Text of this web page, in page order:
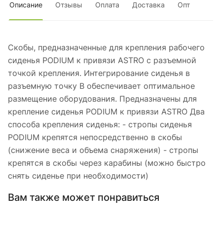
Описание Отзывы Оплата Доставка Опт
Скобы, предназначенные для крепления рабочего
сиденья PODIUM к привязи ASTRO с разъемной
точкой крепления. Интегрирование сиденья в
разъемную точку B обеспечивает оптимальное
размещение оборудования. Предназначены для
крепление сиденья PODIUM к привязи ASTRO Два
способа крепления сиденья: - стропы сиденья
PODIUM крепятся непосредственно в скобы
(снижение веса и объема снаряжения) - стропы
крепятся в скобы через карабины (можно быстро
снять сиденье при необходимости)
Вам также может понравиться